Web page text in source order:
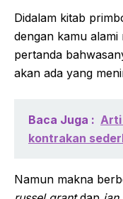
Didalam kitab
dengan kamu
pertanda
akan ada yang
Baca Juga : Arti
kontrakan
Namun makna